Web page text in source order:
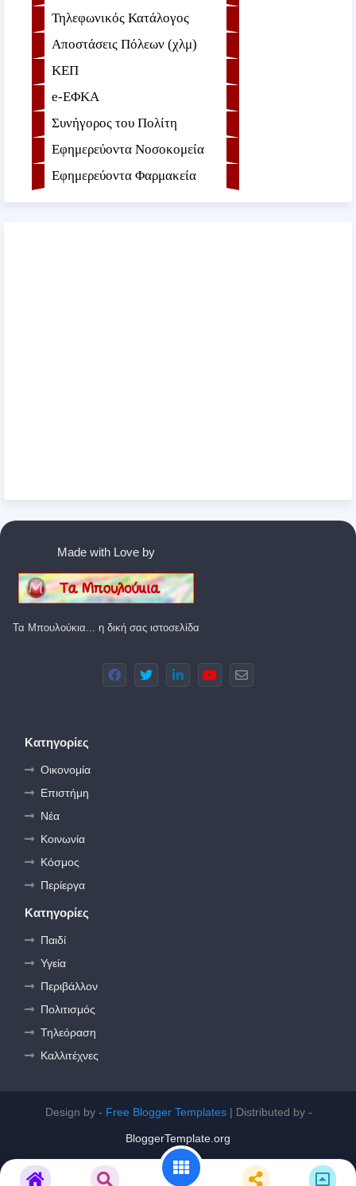
Τηλεφωνικός Κατάλογος
Αποστάσεις Πόλεων (χλμ)
ΚΕΠ
e-ΕΦKA
Συνήγορος του Πολίτη
Εφημερεύοντα Νοσοκομεία
Εφημερεύοντα Φαρμακεία
Made with Love by
Τα Μπουλούκια... η δική σας ιστοσελίδα
Κατηγορίες
Οικονομία
Επιστήμη
Νέα
Κοινωνία
Κόσμος
Περίεργα
Κατηγορίες
Παιδί
Υγεία
Περιβάλλον
Πολιτισμός
Τηλεόραση
Καλλιτέχνες
Design by - Free Blogger Templates| Distributed by -
BloggerTemplate.org